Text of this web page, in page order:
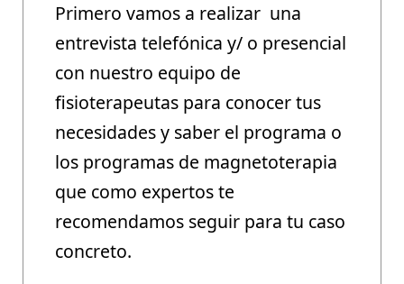
Primero vamos a realizar una
entrevista telefónica y/ o presencial
con nuestro equipo de
fisioterapeutas para conocertus
necesidadesy saber el programa o
los programas de magnetoterapia
que como expertos te
recomendamos seguir para tu caso
concreto.